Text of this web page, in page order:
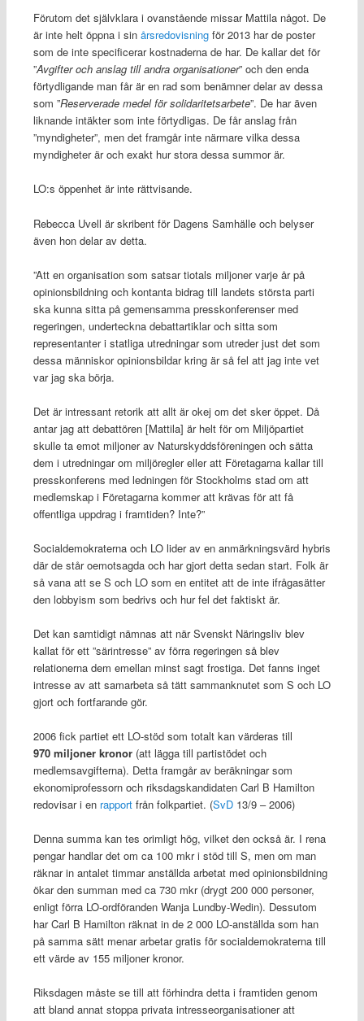
Förutom det självklara i ovanstående missar Mattila något. De
är inte helt öppna i sin årsredovisningför 2013 har de poster
som de inte specificerar kostnaderna de har. De kallar det för
”Avgifter och anslag till andra organisationer” och den enda
förtydligande man får är en rad som benämner delar av dessa
som ”Reserverade medel för solidaritetsarbete”. De har även
liknande intäkter som inte förtydligas. De får anslag från
”myndigheter”, men det framgår inte närmare vilka dessa
myndigheter är och exakt hur stora dessa summor är.
LO:s öppenhet är inte rättvisande.
Rebecca Uvell är skribent för Dagens Samhälle och belyser
även hon delar av detta.
”Att en organisation som satsar tiotals miljoner varje år på
opinionsbildning och kontanta bidrag till landets största parti
ska kunna sitta på gemensamma presskonferenser med
regeringen, underteckna debattartiklar och sitta som
representanter i statliga utredningar som utreder just det som
dessa människor opinionsbildar kring är så fel att jag inte vet
var jag ska börja.
Det är intressant retorik att allt är okej om det sker öppet. Då
antar jag att debattören [Mattila] är helt för om Miljöpartiet
skulle ta emot miljoner av Naturskyddsföreningen och sätta
dem i utredningar om miljöregler eller att Företagarna kallar till
presskonferens med ledningen för Stockholms stad om att
medlemskap i Företagarna kommer att krävas för att få
offentliga uppdrag i framtiden? Inte?”
Socialdemokraterna och LO lider av en anmärkningsvärd hybris
där de står oemotsagda och har gjort detta sedan start. Folk är
så vana att se S och LO som en entitet att de inte ifrågasätter
den lobbyism som bedrivs och hur fel det faktiskt är.
Det kan samtidigt nämnas att när Svenskt Näringsliv blev
kallat för ett ”särintresse” av förra regeringen så blev
relationerna dem emellan minst sagt frostiga. Det fanns inget
intresse av att samarbeta så tätt sammanknutet som S och LO
gjort och fortfarande gör.
2006 fick partiet ett LO-stöd som totalt kan värderas till
970 miljoner kronor(att lägga till partistödet och
medlemsavgifterna). Detta framgår av beräkningar som
ekonomiprofessorn och riksdagskandidaten Carl B Hamilton
redovisar i en rapport från folkpartiet. (SvD 13/9 – 2006)
Denna summa kan tes orimligt hög, vilket den också är. I rena
pengar handlar det om ca 100 mkr i stöd till S, men om man
räknar in antalet timmar anställda arbetat med opinionsbildning
ökar den summan med ca 730 mkr (drygt 200 000 personer,
enligt förra LO-ordföranden Wanja Lundby-Wedin). Dessutom
har Carl B Hamilton räknat in de 2 000 LO-anställda som han
på samma sätt menar arbetar gratis för socialdemokraterna till
ett värde av 155 miljoner kronor.
Riksdagen måste se till att förhindra detta i framtiden genom
att bland annat stoppa privata intresseorganisationer att